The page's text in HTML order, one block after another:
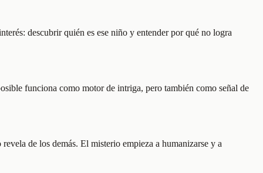
descubrir quién es ese niño y entender por qué no logra
funciona como motor de intriga, pero también como señal de
de los demás. El misterio empieza a humanizarse y a